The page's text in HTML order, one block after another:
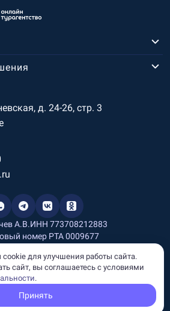
д. 24-26, стр. 3
А.В.ИНН 773708212883
номер РТА 0009677
на сайте, носит информационный
рекламой и публичной офертой.
для улучшения работы сайта.
сайт, вы соглашаетесь с условиями
.
Принять